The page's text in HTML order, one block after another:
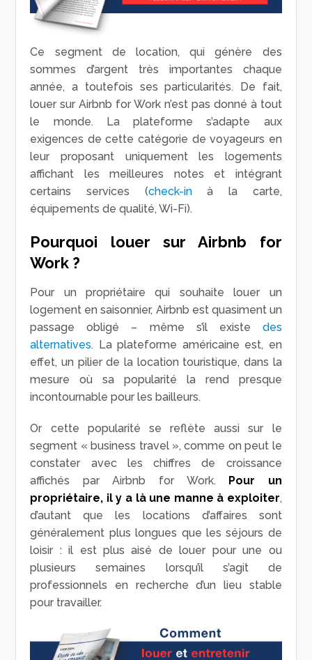
Ce segment de location, qui génère des
sommes d’argent très importantes chaque
année, a toutefois ses particularités. De fait,
louer sur Airbnb for Work n’est pas donné à tout
le monde. La plateforme s’adapte aux
exigences de cette catégorie de voyageurs en
leur proposant uniquement les logements
affichant les meilleures notes et intégrant
certains services (check-inà la carte,
équipements de qualité, Wi-Fi).
Pourquoi louer sur Airbnb for
Work ?
Pour un propriétaire qui souhaite louer un
logement en saisonnier, Airbnb est quasiment un
passage obligé – même s’il existe des
alternatives. La plateforme américaine est, en
effet, un pilier de la location touristique, dans la
mesure où sa popularité la rend presque
incontournable pour les bailleurs.
Or cette popularité se reflète aussi sur le
segment « business travel », comme on peut le
constater avec les chiffres de croissance
affichés par Airbnb for Work. Pour un
propriétaire, il y a là une manne à exploiter,
d’autant que les locations d’affaires sont
généralement plus longues que les séjours de
loisir : il est plus aisé de louer pour une ou
plusieurs semaines lorsqu’il s’agit de
professionnels en recherche d’un lieu stable
pour travailler.